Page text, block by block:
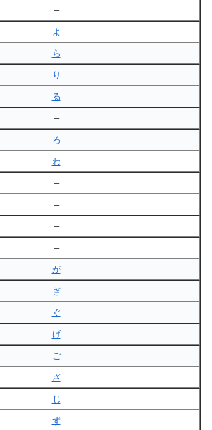
–
よ
ら
り
る
–
ろ
わ
–
–
–
–
が
ぎ
ぐ
げ
ご
ざ
じ
ず